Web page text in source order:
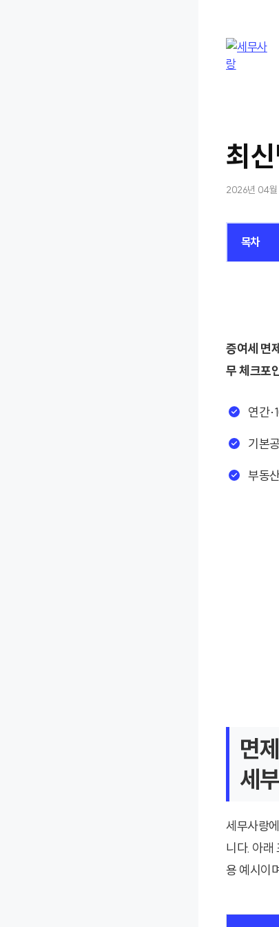
최
2026년 04월
목차
증여세 면
무 체크포
연간
기본
부동
면
세
세무사랑
니다. 아래
용 예시이